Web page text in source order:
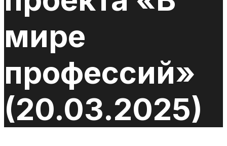
мире
профессий»
(20.03.2025)